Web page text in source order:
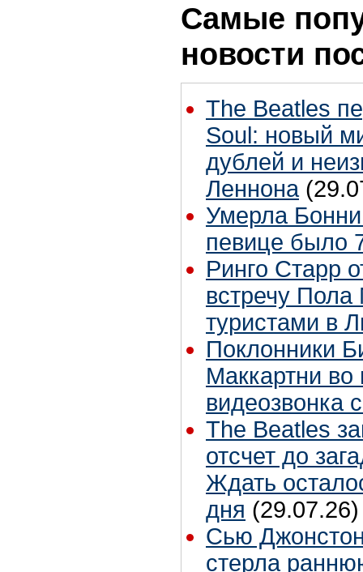
Самые
новости
The Beatles
Soul: новый
дублей и
Леннона
Умерла
певице было
Ринго Старр
встречу Пола
туристами в
Поклонники
Маккартни во
видеозвонка
The Beatles
отсчет до
Ждать
дня (29.07.26)
Сью
стерла